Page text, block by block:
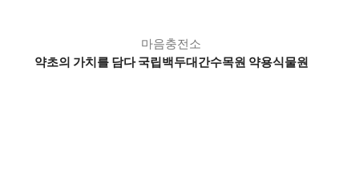
마음충전소
약초의 가치를 담다 국립백두대간수목원 약용식물원